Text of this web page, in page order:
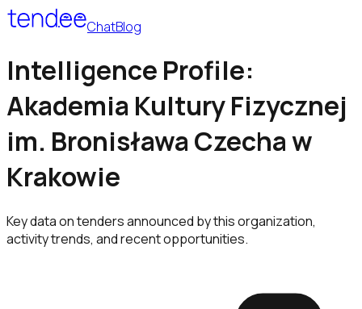
ChatBlog
Intelligence Profile:
Akademia Kultury Fizycznej
im. Bronisława Czecha w
Krakowie
Key data on tenders announced by this organization,
activity trends, and recent opportunities.